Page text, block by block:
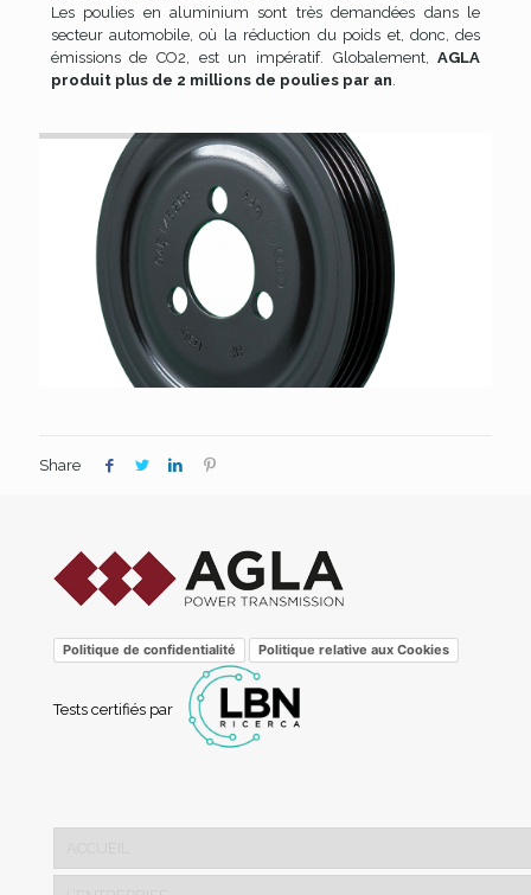
Les poulies en aluminium sont très demandées dans le
secteur automobile, où la réduction du poids et, donc, des
émissions de CO2, est un impératif. Globalement,AGLA
produit plus de 2 millions de poulies par an.
Share
Politique de confidentialité Politique relative aux Cookies
Tests certifiés par